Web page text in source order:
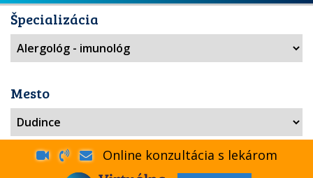
Špecializácia
Mesto
Online konzultácia s lekárom